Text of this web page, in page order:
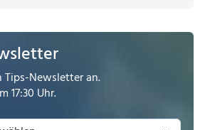
Newsletter an.
17:30 Uhr.